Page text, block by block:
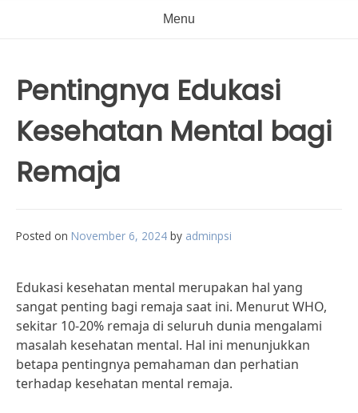
Menu
Pentingnya Edukasi
Kesehatan Mental bagi
Remaja
Posted on November 6, 2024 by adminpsi
Edukasi kesehatan mental merupakan hal yang
sangat penting bagi remaja saat ini. Menurut WHO,
sekitar 10-20% remaja di seluruh dunia mengalami
masalah kesehatan mental. Hal ini menunjukkan
betapa pentingnya pemahaman dan perhatian
terhadap kesehatan mental remaja.